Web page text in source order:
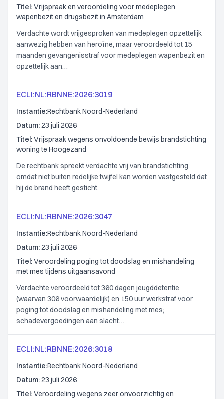
Titel:Vrijspraak en veroordeling voor medeplegen
wapenbezit en drugsbezit in Amsterdam
Verdachte wordt vrijgesproken van medeplegen opzettelijk
aanwezig hebben van heroïne, maar veroordeeld tot 15
maanden gevangenisstraf voor medeplegen wapenbezit en
opzettelijk aan…
ECLI:NL:RBNNE:2026:3019
Instantie:Rechtbank Noord-Nederland
Datum:23 juli 2026
Titel:Vrijspraak wegens onvoldoende bewijs brandstichting
woning te Hoogezand
De rechtbank spreekt verdachte vrij van brandstichting
omdat niet buiten redelijke twijfel kan worden vastgesteld dat
hij de brand heeft gesticht.
ECLI:NL:RBNNE:2026:3047
Instantie:Rechtbank Noord-Nederland
Datum:23 juli 2026
Titel:Veroordeling poging tot doodslag en mishandeling
met mes tijdens uitgaansavond
Verdachte veroordeeld tot 360 dagen jeugddetentie
(waarvan 306 voorwaardelijk) en 150 uur werkstraf voor
poging tot doodslag en mishandeling met mes;
schadevergoedingen aan slacht…
ECLI:NL:RBNNE:2026:3018
Instantie:Rechtbank Noord-Nederland
Datum:23 juli 2026
Titel:Veroordeling wegens zeer onvoorzichtig en